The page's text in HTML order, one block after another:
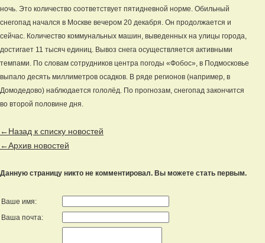
ночь. Это количество соответствует пятидневной норме. Обильный
снегопад начался в Москве вечером 20 декабря. Он продолжается и
сейчас. Количество коммунальных машин, выведенных на улицы города,
достигает 11 тысяч единиц. Вывоз снега осуществляется активными
темпами. По словам сотрудников центра погоды «Фобос», в Подмосковье
выпало десять миллиметров осадков. В ряде регионов (например, в
Домодедово) наблюдается гололёд. По прогнозам, снегопад закончится
во второй половине дня.
←Назад к списку новостей
←Архив новостей
Данную страницу никто не комментировал. Вы можете стать первым.
Ваше имя:
Ваша почта: